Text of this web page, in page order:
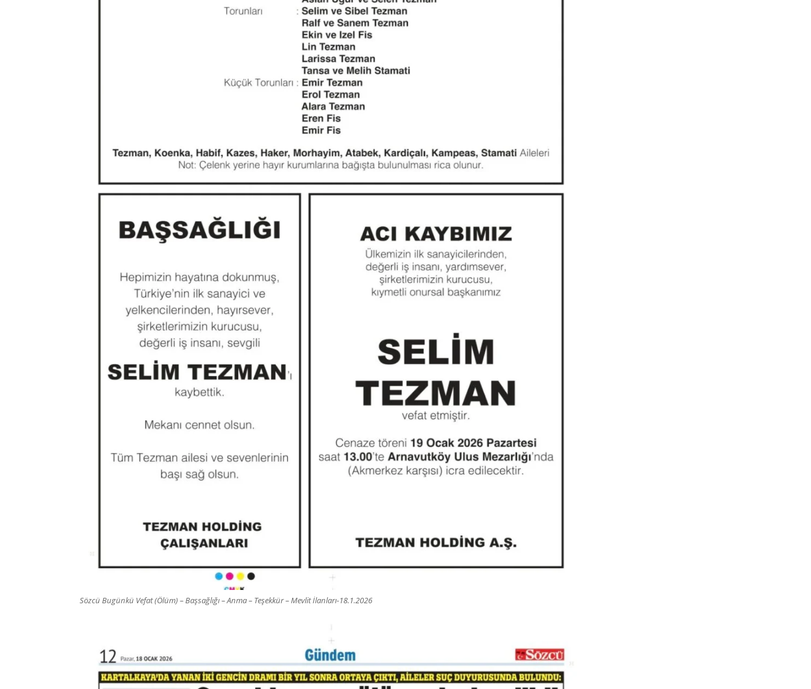
Sözcü Bugünkü Vefat (Ölüm) – Başsağlığı – Anma – Teşekkür – Mevlit İlanları-18.1.2026